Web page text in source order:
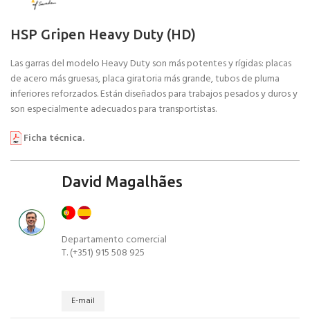
HSP Gripen Heavy Duty (HD)
Las garras del modelo Heavy Duty son más potentes y rígidas: placas
de acero más gruesas, placa giratoria más grande, tubos de pluma
inferiores reforzados. Están diseñados para trabajos pesados y duros y
son especialmente adecuados para transportistas.
Ficha técnica.
David Magalhães
Departamento comercial
T. (+351) 915 508 925
E-mail